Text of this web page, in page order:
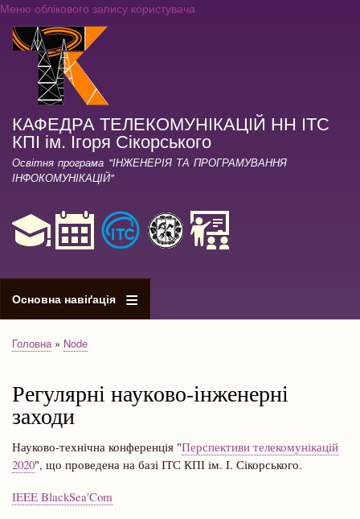
Перейти
Меню облікового запису користувача
КАФЕДРА ТЕЛЕКОМУНІКАЦІЙ НН ІТС
КПІ ім. Ігоря Сікорського
Освітня програма "ІНЖЕНЕРІЯ ТА ПРОГРАМУВАННЯ
ІНФОКОМУНІКАЦІЙ"
Основна навіґація
Рядок
Головна Node
Регулярні науково-інженерні
заходи
Науково-технічна конференція "Перспективи телекомунікацій
2020", що проведена на базі ІТС КПІ ім. І. Сікорського.
IEEE BlackSea'Com